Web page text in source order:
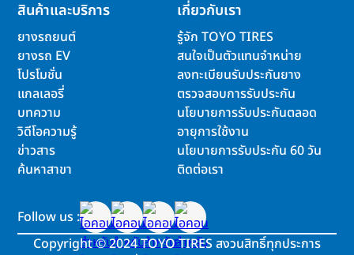
สินค้าและบริการ
ยางรถยนต์
ยางรถ EV
โปรโมชั่น
แกลเลอรี่
บทความ
วิดีโอความรู้
ข่าวสาร
ค้นหาสาขา
เกี่ยวกับเรา
รู้จัก TOYO TIRES
สนใจเป็นตัวแทนจำหน่าย
ลงทะเบียนรับประกันยาง
ตรวจสอบการรับประกัน
นโยบายการรับประกันตลอด
อายุการใช้งาน
นโยบายการรับประกัน 60 วัน
ติดต่อเรา
Follow us :
Copyright©2024 TOYO TIRES สงวนสิทธิ์ทุกประการ